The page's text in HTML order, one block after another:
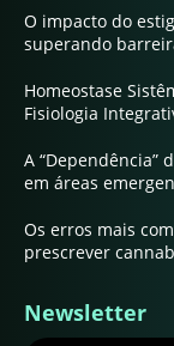
O impacto do
superando
Homeostase
Fisiologia
A “Dependência”
em áreas
Os erros mais
prescrever
Newsletter